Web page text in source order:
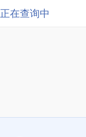
正在查询中